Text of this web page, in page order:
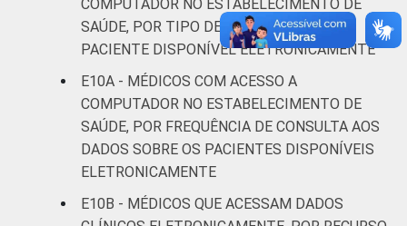
Interior 98
Fonte: CGI.br/NIC.br, Centro Regional de
Estudos para o Desenvolvimento da
Sociedade da Informação (Cetic.br),
Pesquisa sobre o uso das tecnologias de
informação e comunicação nos
Saúde 2022. ¹Consideram-se os profissionais
que têm à disposição, para uso no
COMPUTADOR NO ESTABELECIMENTO DE
SAÚDE, POR TIPO DE DADO SOBRE O
PACIENTE DISPONÍVEL ELETRONICAMENTE
E10A - MÉDICOS COM ACESSO A
COMPUTADOR NO ESTABELECIMENTO DE
SAÚDE, POR FREQUÊNCIA DE CONSULTA AOS
DADOS SOBRE OS PACIENTES DISPONÍVEIS
ELETRONICAMENTE
E10B - MÉDICOS QUE ACESSAM DADOS